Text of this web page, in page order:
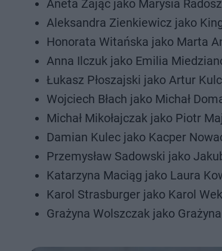
Aneta Zając jako Marysia
Aleksandra Zienkiewicz jako
Honorata Witańska jako Marta
Anna Ilczuk jako Emilia
Łukasz Płoszajski jako Artur
Wojciech Błach jako Michał
Michał Mikołajczak jako Piotr
Damian Kulec jako Kacper
Przemysław Sadowski jako
Katarzyna Maciąg jako Laura
Karol Strasburger jako Karol
Grażyna Wolszczak jako